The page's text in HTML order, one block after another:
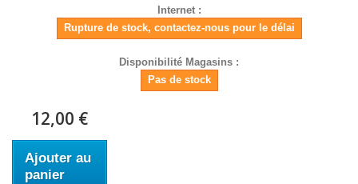
Internet :
Rupture de stock, contactez-nous pour le délai
Disponibilité Magasins :
Pas de stock
12,00 €
Ajouter au
panier